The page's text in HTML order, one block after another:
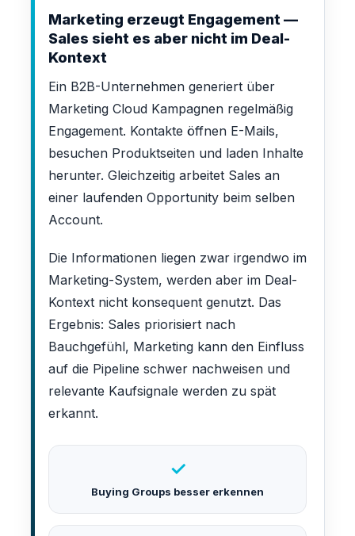
Marketing erzeugt Engagement —
Sales sieht es aber nicht im Deal-
Kontext
Ein B2B-Unternehmen generiert über
Marketing Cloud Kampagnen regelmäßig
Engagement. Kontakte öffnen E-Mails,
besuchen Produktseiten und laden Inhalte
herunter. Gleichzeitig arbeitet Sales an
einer laufenden Opportunity beim selben
Account.
Die Informationen liegen zwar irgendwo im
Marketing-System, werden aber im Deal-
Kontext nicht konsequent genutzt. Das
Ergebnis: Sales priorisiert nach
Bauchgefühl, Marketing kann den Einfluss
auf die Pipeline schwer nachweisen und
relevante Kaufsignale werden zu spät
erkannt.
✓
Buying Groups besser erkennen